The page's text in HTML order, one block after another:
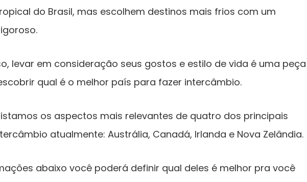
do Brasil, mas escolhem destinos mais frios com um
levar em consideração seus gostos e estilo de vida é uma peça
qual é o melhor país para fazer intercâmbio.
os aspectos mais relevantes de quatro dos principais
atualmente: Austrália, Canadá, Irlanda e Nova Zelândia.
abaixo você poderá definir qual deles é melhor pra você